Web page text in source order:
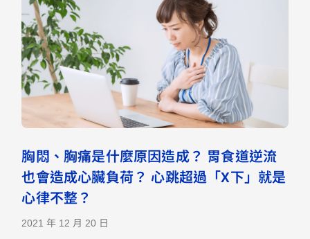
胸悶、胸痛是什麼原因造成？ 胃食道逆流
也會造成心臟負荷？ 心跳超過「X下」就是
心律不整？
2021 年 12 月 20 日